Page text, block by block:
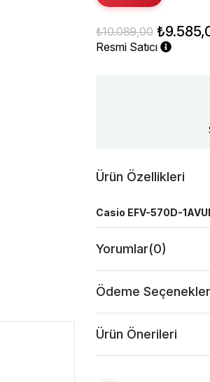
₺10.089,00
Resmi Satıcı
Ürün Özellikleri
Casio EFV-570D-
Yorumlar(0)
Ödeme
Ürün Önerileri